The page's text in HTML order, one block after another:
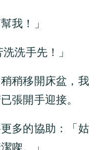
我！」
洗手先！」
稍移開床盆，我
張開手迎接。
多的協助：「姑
㗎。」